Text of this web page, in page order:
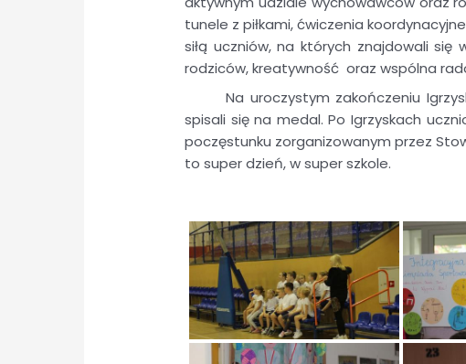
tunele z piłkami, ćwiczenia
siłą uczniów, na których znajdowali się
rodziców, kreatywność oraz wspólna
Na uroczystym zakończeniu
spisali się na medal. Po Igrzyskach
poczęstunku zorganizowanym przez
to super dzień, w super szkole.